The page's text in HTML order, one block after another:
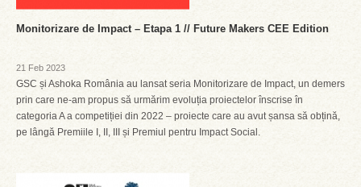
Monitorizare de Impact – Etapa 1 // Future Makers CEE Edition
21 Feb 2023
GSC și Ashoka România au lansat seria Monitorizare de Impact, un demers
prin care ne-am propus să urmărim evoluția proiectelor înscrise în
categoria A a competiției din 2022 – proiecte care au avut șansa să obțină,
pe lângă Premiile I, II, III și Premiul pentru Impact Social.